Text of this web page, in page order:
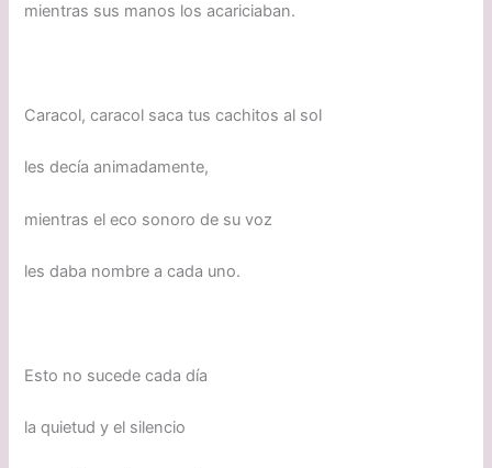
mientras sus manos los acariciaban.
Caracol, caracol saca tus cachitos al sol
les decía animadamente,
mientras el eco sonoro de su voz
les daba nombre a cada uno.
Esto no sucede cada día
la quietud y el silencio